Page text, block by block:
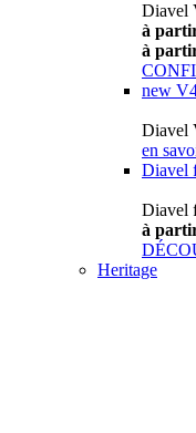
Diavel
à
à
new
Diavel
en
Diavel
Diavel
à
Heritage